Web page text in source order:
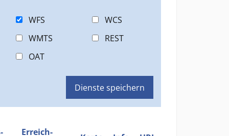
WFS
WCS
WMTS
REST
OAT
Dienste speichern
Erreich-